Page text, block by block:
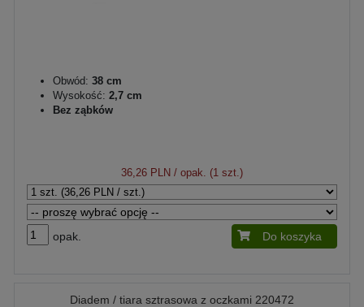
Obwód: 38 cm
Wysokość: 2,7 cm
Bez ząbków
36,26 PLN / opak. (1 szt.)
opak. Do koszyka
Diadem / tiara sztrasowa z oczkami 220472